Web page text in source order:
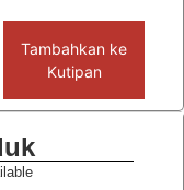
Tambahkan ke
Kutipan